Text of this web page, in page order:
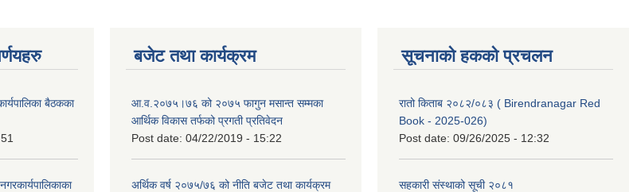
बैठकका
बजेट तथा कार्यक्रम
आ.व.२०७५।७६ को २०७५ फागुन मसान्त सम्मका
आर्थिक विकास तर्फको प्रगती प्रतिवेदन
Post date: 04/22/2019 - 15:22
अर्थिक वर्ष २०७५/७६ को नीति बजेट तथा कार्यक्रम
सूचनाको हकको प्रचलन
रातो किताब २०८२/०८३ ( Birendranagar Red
Book - 2025-026)
Post date: 09/26/2025 - 12:32
सहकारी संस्थाको सूची २०८१